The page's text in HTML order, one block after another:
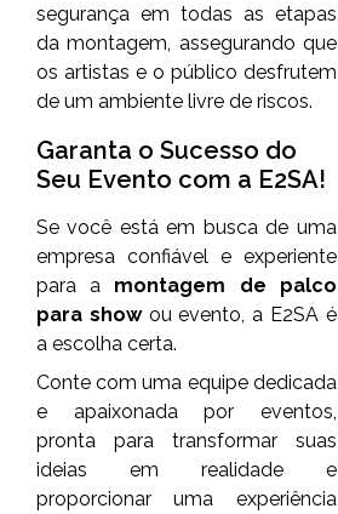
segurança em todas as etapas
da montagem, assegurando que
os artistas e o público desfrutem
de um ambiente livre de riscos.
Garanta o Sucesso do
Seu Evento com a E2SA!
Se você está em busca de uma
empresa confiável e experiente
para a montagem de palco
para showou evento, a E2SA é
a escolha certa.
Conte com uma equipe dedicada
e apaixonada por eventos,
pronta para transformar suas
ideias em realidade e
proporcionar uma experiência